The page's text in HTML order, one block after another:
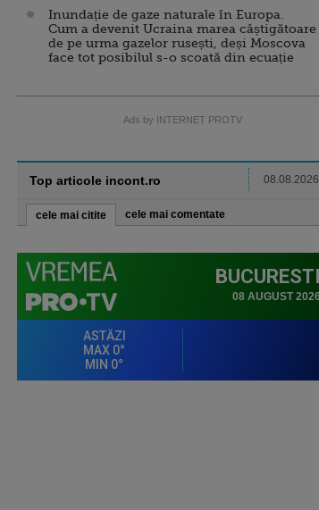
Inundație de gaze naturale în Europa.
Cum a devenit Ucraina marea câștigătoare
de pe urma gazelor rusești, deși Moscova
face tot posibilul s-o scoată din ecuație
Ads by INTERNET PROTV
Top articole incont.ro 08.08.2026
cele mai citite cele mai comentate